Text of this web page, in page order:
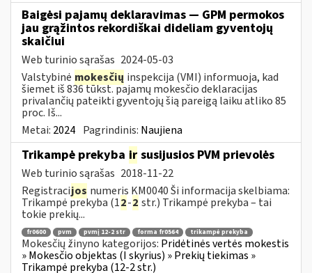
Baigėsi pajamų deklaravimas — GPM permokos
jau grąžintos rekordiškai dideliam gyventojų
skaičiui
Web turinio sąrašas 2024-05-03
Valstybinė mokesčių inspekcija (VMI) informuoja, kad
šiemet iš 836 tūkst. pajamų mokesčio deklaracijas
privalančių pateikti gyventojų šią pareigą laiku atliko 85
proc. Iš...
Metai: 2024 Pagrindinis: Naujiena
Trikampė prekyba ir susijusios PVM prievolės
Web turinio sąrašas 2018-11-22
Registracijos numeris KM0040 Ši informacija skelbiama:
Trikampė prekyba (12-2 str.) Trikampė prekyba – tai
tokie prekių...
fr0600 pvm pvmį 12-2 str forma fr0564 trikampė prekyba
Mokesčių žinyno kategorijos: Pridėtinės vertės mokestis
» Mokesčio objektas (I skyrius) » Prekių tiekimas »
Trikampė prekyba (12-2 str.)